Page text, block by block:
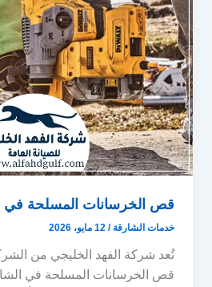
قص الخرسانات المسلحة في
خدمات الشارقة /12 مايو، 2026
تُعد شركة الفهد الخليجي من
قص الخرسانات المسلحة في